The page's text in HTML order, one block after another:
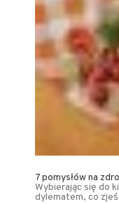
7 pomysłów na
Wybierając się do
dylematem, co